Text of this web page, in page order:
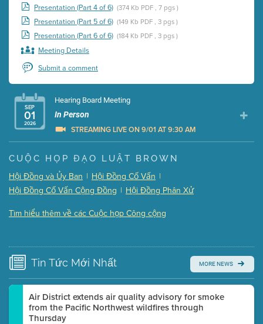
Presentation (Part 4 of 6) (374 Kb PDF , 7 pgs )
Presentation (Part 5 of 6) (149 Kb PDF , 3 pgs )
Presentation (Part 6 of 6) (184 Kb PDF , 3 pgs )
Meeting Details
Submit a comment
SEP
01
2026
Hearing Board Meeting
In Person
STREAMING LIVE ON 9/01 AT 9:30 AM
Presentation (Part 1 of 3) (5 Mb PDF , 87 pgs )
Presentation (Part 2 of 3) (121 Kb PDF , 2 pgs )
Presentation (Part 3 of 3) (168 Kb PDF , 3 pgs )
Submit a comment
time.
Watch for real-time closed captioning with agenda
Learn more
CUỘC HỌP ĐẠO LUẬT BROWN
Hội Đồng và Ủy Ban | Hội Đồng Cố Vấn |
Hội Đồng Cố Vấn Cộng Đồng | Hội Đồng Phân Xử
Tìm hiểu thêm về các Cuộc họp Công cộng
Tin Tức Mới Nhất MORE NEWS
Air District extends air quality advisory for smoke
from the Pacific Northwest wildfires through
Thursday